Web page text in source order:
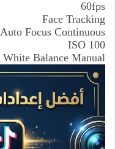
60fps
Face Tracking
Auto Focus Continuous
ISO 100
White Balance Manual